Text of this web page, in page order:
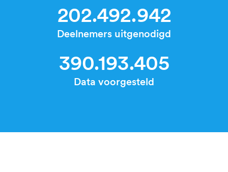
202.492.942
Deelnemers uitgenodigd
390.193.405
Data voorgesteld